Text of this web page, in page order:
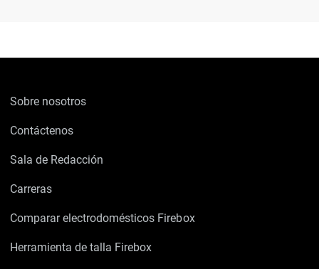
Sobre nosotros
Contáctenos
Sala de Redacción
Carreras
Comparar electrodomésticos Firebox
Herramienta de talla Firebox